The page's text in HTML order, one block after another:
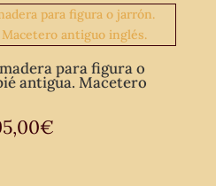
para figura o
antigua. Macetero
€